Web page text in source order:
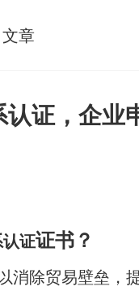
文章
证，企业
证证书？
消除贸易壁垒，